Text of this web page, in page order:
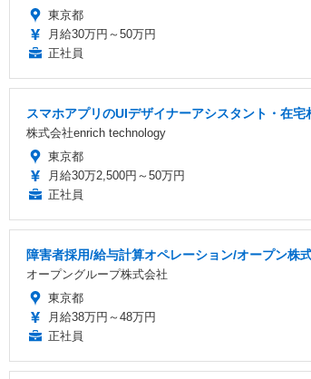
東京都
月給30万円～50万円
正社員
スマホアプリのUIデザイナーアシスタント・在
株式会社enrich technology
東京都
月給30万2,500円～50万円
正社員
障害者採用/給与計算オペレーション/オープン株
オープングループ株式会社
東京都
月給38万円～48万円
正社員